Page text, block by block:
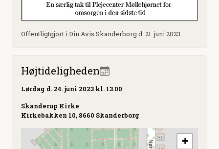
Offentligtgjort i Din Avis Skanderborg d. 21. juni 2023
Højtideligheden
Lørdag d. 24. juni 2023 kl. 13.00
Skanderup Kirke
Kirkebakken 10, 8660 Skanderborg
+